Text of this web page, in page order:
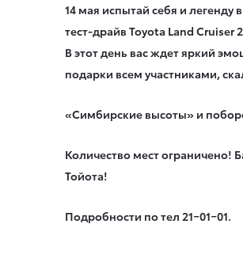
14 мая испытай себя и
тест-драйв Toyota Land Cruiser
В этот день вас ждет яркий
подарки всем участниками,
«Симбирские высоты» и
Количество мест ограничено!
Тойота!
Подробности по тел 21−01−01.